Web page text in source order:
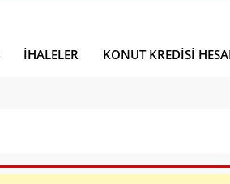
İHALELER KONUT KREDISI